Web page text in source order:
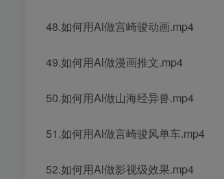
48.如何用Al做宫崎骏动画.mp4
49.如何用Al做漫画推文.mp4
50.如何用Al做山海经异兽.mp4
51.如何用Al做言崎骏风单车.mp4
52.如何用Al做影视级效果.mp4